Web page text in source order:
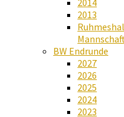
2014
2013
BW Endrunde
2027
2026
2025
2024
2023